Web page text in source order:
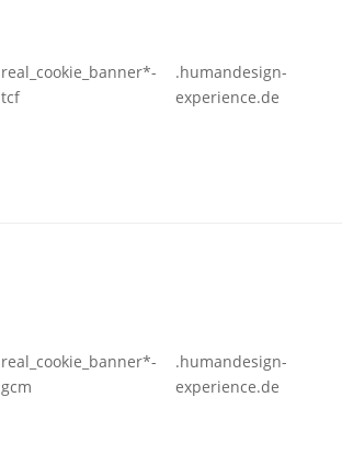
real_cookie_banner*-
tcf
.humandesign-
experience.de
real_cookie_banner*-
gcm
.humandesign-
experience.de